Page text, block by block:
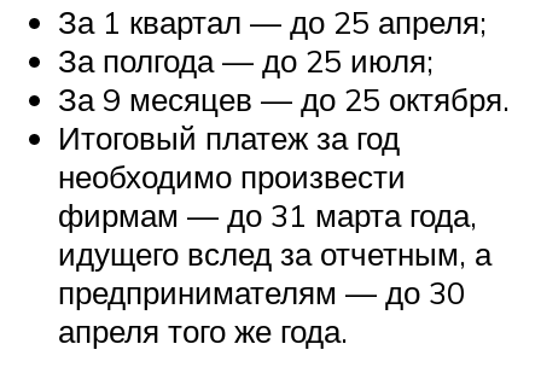
За 1 квартал — до 25 апреля;
За полгода — до 25 июля;
За 9 месяцев — до 25 октября.
Итоговый платеж за год
необходимо произвести
фирмам — до 31 марта года,
идущего вслед за отчетным, а
предпринимателям — до 30
апреля того же года.